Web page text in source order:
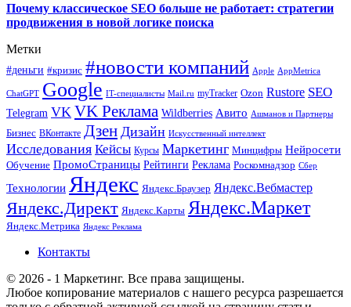
Почему классическое SEO больше не работает: стратегии
продвижения в новой логике поиска
Метки
#деньги #кризис #новости компаний Apple AppMetrica
ChatGPT Google IT-специалисты Mail.ru myTracker Ozon Rustore SEO
Telegram VK VK Реклама Wildberries Авито Ашманов и Партнеры
Бизнес ВКонтакте Дзен Дизайн Искусственный интеллект
Исследования Кейсы Курсы Маркетинг Минцифры Нейросети
Обучение ПромоСтраницы Рейтинги Реклама Роскомнадзор Сбер
Технологии Яндекс Яндекс.Браузер Яндекс.Вебмастер
Яндекс.Директ Яндекс.Карты Яндекс.Маркет
Яндекс.Метрика Яндекс Реклама
Контакты
© 2026 - 1 Маркетинг. Все права защищены.
Любое копирование материалов с нашего ресурса разрешается